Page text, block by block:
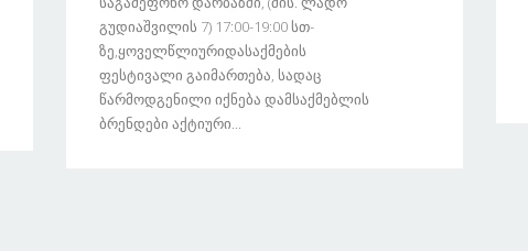
Გუდიაშვილის 7) 17:00-19:00 Სთ-
Ზე,ყოველწლიურიდასაქმების
Ფესტივალი Გაიმართება, Სადაც
Წარმოდგენილი Იქნება Დამსაქმებლის
Ბრენდები Აქტიური...